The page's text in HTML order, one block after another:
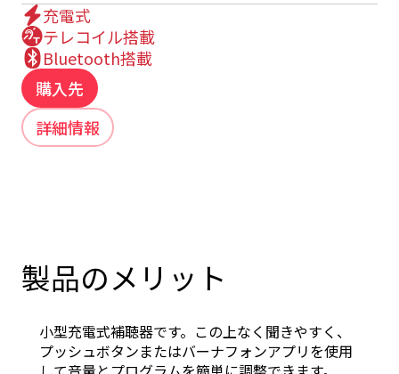
充電式
テレコイル搭載
Bluetooth搭載
購入先
詳細情報
製品のメリット
小型充電式補聴器です。この上なく聞きやすく、
プッシュボタンまたはバーナフォンアプリを使用